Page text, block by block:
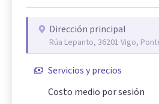
Dirección principal
Rúa Lepanto, 36201 Vigo,
Servicios y precios
Costo medio por sesión